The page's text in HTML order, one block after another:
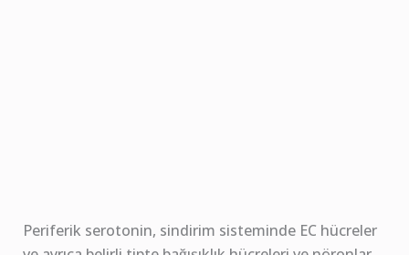
Periferik serotonin, sindirim sisteminde EC hücreler